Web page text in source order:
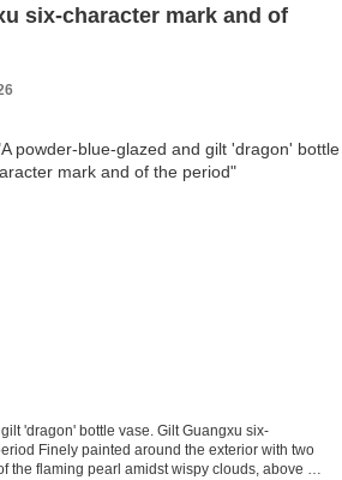
six-character mark and of
'dragon' bottle vase. Gilt Guangxu six-
Finely painted around the exterior with two
the flaming pearl amidst wispy clouds, above a